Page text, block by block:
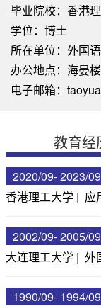
毕业院校：香港
学位：博士
所在单位：外国
办公地点：海晏
电子邮箱：
教育经
2020/09- 2023/09
香港理工大学 |
2002/09- 2005/09
大连理工大学 | 外
1990/09- 1994/09